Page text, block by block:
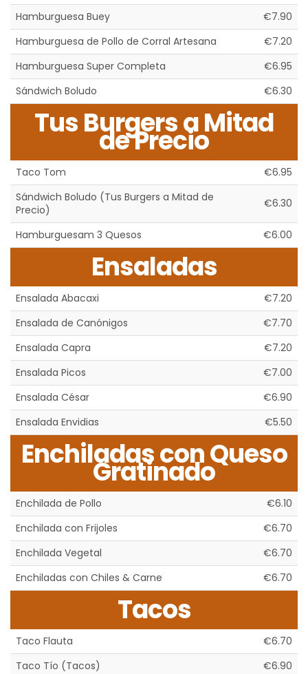
Hamburguesa Buey
€7.90
Hamburguesa de Pollo de Corral Artesana
€7.20
Hamburguesa Super Completa
€6.95
Sándwich Boludo
€6.30
Tus Burgers a Mitad
de Precio
Taco Tom
€6.95
Sándwich Boludo (Tus Burgers a Mitad de
Precio)
€6.30
Hamburguesam 3 Quesos €6.00
Ensaladas
Ensalada Abacaxi
€7.20
Ensalada de Canónigos
€7.70
Ensalada Capra
€7.20
Ensalada Picos
€7.00
Ensalada César
€6.90
Ensalada Envidias
€5.50
Enchiladas con Queso
Gratinado
Enchilada de Pollo
€6.10
Enchilada con Frijoles
€6.70
Enchilada Vegetal
€6.70
Enchiladas con Chiles & Carne
€6.70
Tacos
Taco Flauta
€6.70
Taco Tío (Tacos)
€6.90